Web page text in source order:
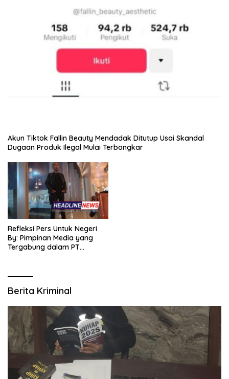
Akun Tiktok Fallin Beauty Mendadak Ditutup Usai Skandal
Dugaan Produk Ilegal Mulai Terbongkar
Refleksi Pers Untuk Negeri
By: Pimpinan Media yang
Tergabung dalam PT
Berita Kriminal